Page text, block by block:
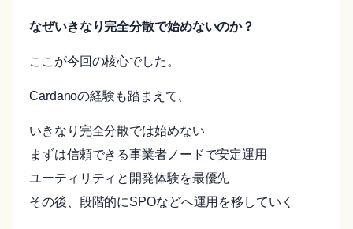
なぜいきなり完全分散で始めないのか？
ここが今回の核心でした。
Cardanoの経験も踏まえて、
いきなり完全分散では始めない
まずは信頼できる事業者ノードで安定運用
ユーティリティと開発体験を最優先
その後、段階的にSPOなどへ運用を移していく